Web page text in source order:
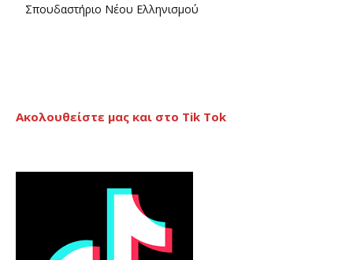
Σπουδαστήριο Νέου Ελληνισμού
Ακολουθείστε μας και στο Tik Tok